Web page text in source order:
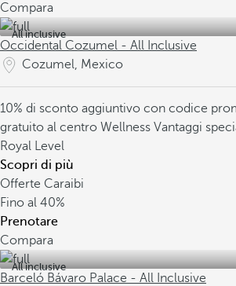
Compara
All inclusive
Occidental Cozumel - All Inclusive
Cozumel, Mexico
10% di sconto aggiuntivo con codice
gratuito al centro Wellness Vantaggi
Royal Level
Scopri di più
Offerte Caraibi
Fino al 40%
Prenotare
Compara
All inclusive
Barceló Bávaro Palace - All Inclusive